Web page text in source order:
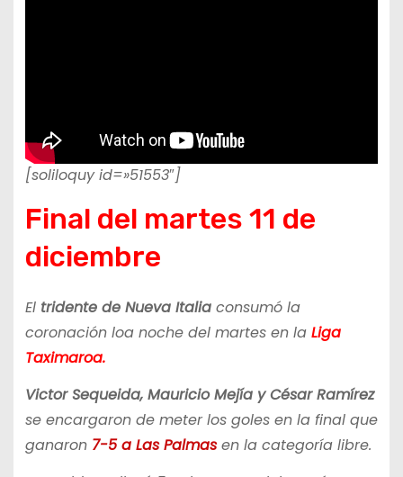
[soliloquy id=»51553″]
Final del martes 11 de
diciembre
El tridente de Nueva Italiaconsumó la
coronación loa noche del martes en la Liga
Taximaroa.
Victor Sequeida, Mauricio Mejía y César Ramírez
se encargaron de meter los goles en la final que
ganaron7-5 a Las Palmasen la categoría libre.